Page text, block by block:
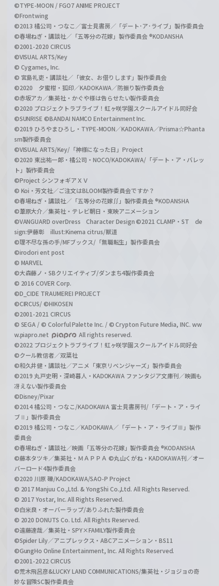
©TYPE-MOON / FGO7 ANIME PROJECT
©Frontwing
©2013 橘公司・つなこ／富士見書房／「デート･ア･ライブ」製作委員会
©春場ねぎ・講談社／「五等分の花嫁」製作委員会 ®KODANSHA
©2001-2020 CIRCUS
©VISUAL ARTS/Key
© Cygames, Inc.
© 宮島礼吏・講談社／「彼女、お借りします」製作委員会
©2020 夕蜜柑・狐印／KADOKAWA／防振り製作委員会
©赤坂アカ／集英社・かぐや様は告らせたい製作委員会
©2020 プロジェクトラブライブ！虹ヶ咲学園スクールアイドル同好会
©SUNRISE ©BANDAI NAMCO Entertainment Inc.
©2019 ひろやまひろし・TYPE-MOON／KADOKAWA／Prisma☆Phanta
sm製作委員会
©VISUAL ARTS/Key/「神様になった日」Project
©2020 東出祐一郎・橘公司・NOCO/KADOKAWA/「デート・ア・バレッ
ト」製作委員会
©Project シンフォギアＸＶ
© Koi・芳文社／ご注文はBLOOM製作委員会ですか？
©春場ねぎ・講談社／「五等分の花嫁∬」製作委員会 ®KODANSHA
©葦原大介／集英社・テレビ朝日・東映アニメーション
©VANGUARD overDress Character Design ©2021 CLAMP・ST de
sign:伊藤彰 illust:Kinema citrus/獣道
©理不尽な孫の手/MFブックス/「無職転生」製作委員会
©irodori ent post
© MARVEL
©大森藤ノ・SBクリエイティブ/ダンまち4製作委員会
© 2016 COVER Corp.
©D_CIDE TRAUMEREI PROJECT
©CIRCUS/ ©HIKOSEN
©2001-2021 CIRCUS
© SEGA / © Colorful Palette Inc. / © Crypton Future Media, INC. ww
w.piapro.net
All rights reserved.
©2022 プロジェクトラブライブ！虹ヶ咲学園スクールアイドル同好会
©クール教信者／双葉社
©和久井健・講談社／アニメ「東京リベンジャーズ」製作委員会
©2019 丸戸史明・深崎暮人・KADOKAWA ファンタジア文庫刊／映画も
冴えない製作委員会
©Disney/Pixar
©2014 橘公司・つなこ/KADOKAWA 富士見書房刊/「デート・ア・ライ
ブⅡ」製作委員会
©2019 橘公司・つなこ／KADOKAWA／「デート・ア・ライブⅢ」製作
委員会
©春場ねぎ・講談社／映画「五等分の花嫁」製作委員会 ®KODANSHA
©藤本タツキ／集英社・ＭＡＰＰＡ ©丸山くがね・KADOKAWA刊／オー
バーロード4製作委員会
©2020 川原 礫/KADOKAWA/SAO-P Project
© 2017 Manjuu Co.,Ltd. & YongShi Co.,Ltd. All Rights Reserved.
© 2017 Yostar, Inc. All Rights Reserved.
©白米良・オーバーラップ/ありふれた製作委員会
© 2020 DONUTS Co. Ltd. All Rights Reserved.
©遠藤達哉／集英社・SPY×FAMILY製作委員会
©Spider Lily／アニプレックス・ABCアニメーション・BS11
©GungHo Online Entertainment, Inc. All Rights Reserved.
©2001-2022 CIRCUS
©荒木飛呂彦&LUCKY LAND COMMUNICATIONS/集英社・ジョジョの奇
妙な冒険SC製作委員会